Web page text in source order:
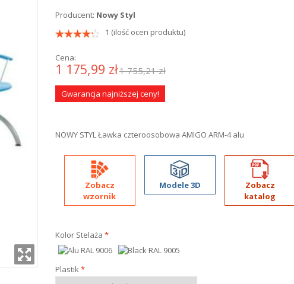
Producent: Nowy Styl
1 (ilość ocen produktu)
Cena:
1 175,99 zł1 755,21 zł
Gwarancja najniższej ceny!
NOWY STYL Ławka czteroosobowa AMIGO ARM-4 alu
Zobacz
wzornik
Modele 3D
Zobacz
katalog
Kolor Stelaża *
Plastik*